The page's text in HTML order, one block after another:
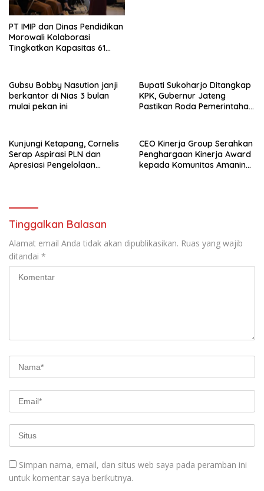
PT IMIP dan Dinas Pendidikan
Morowali Kolaborasi
Tingkatkan Kapasitas 61
Gubsu Bobby Nasution janji
berkantor di Nias 3 bulan
mulai pekan ini
Bupati Sukoharjo Ditangkap
KPK, Gubernur Jateng
Pastikan Roda Pemerintahan
Kunjungi Ketapang, Cornelis
Serap Aspirasi PLN dan
Apresiasi Pengelolaan
CEO Kinerja Group Serahkan
Penghargaan Kinerja Award
kepada Komunitas Amanina
Tinggalkan Balasan
Alamat email Anda tidak akan dipublikasikan. Ruas yang wajib
ditandai *
Simpan nama, email, dan situs web saya pada peramban ini
untuk komentar saya berikutnya.